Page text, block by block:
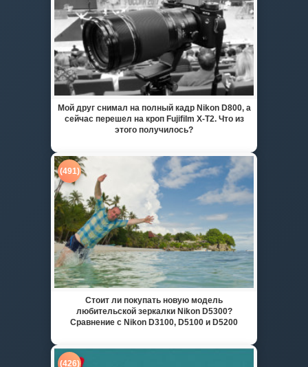
Мой друг снимал на полный кадр Nikon D800, а
сейчас перешел на кроп Fujifilm X-T2. Что из
этого получилось?
(491)
Стоит ли покупать новую модель
любительской зеркалки Nikon D5300?
Сравнение с Nikon D3100, D5100 и D5200
(426)